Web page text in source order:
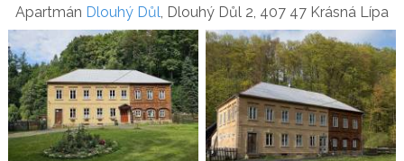
Apartmán Dlouhý Důl , Dlouhý Důl 2, 407 47 Krásná Lípa